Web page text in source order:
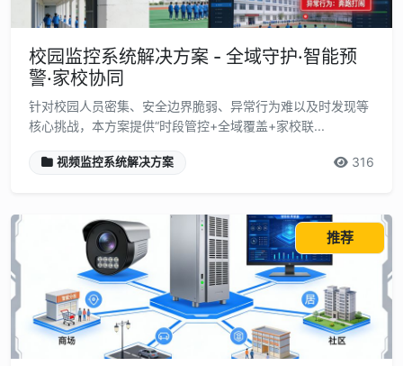
校园监控系统解决方案 - 全域守护·智能预
警·家校协同
针对校园人员密集、安全边界脆弱、异常行为难以及时发现等
核心挑战，本方案提供“时段管控+全域覆盖+家校联...
视频监控系统解决方案 316
推荐